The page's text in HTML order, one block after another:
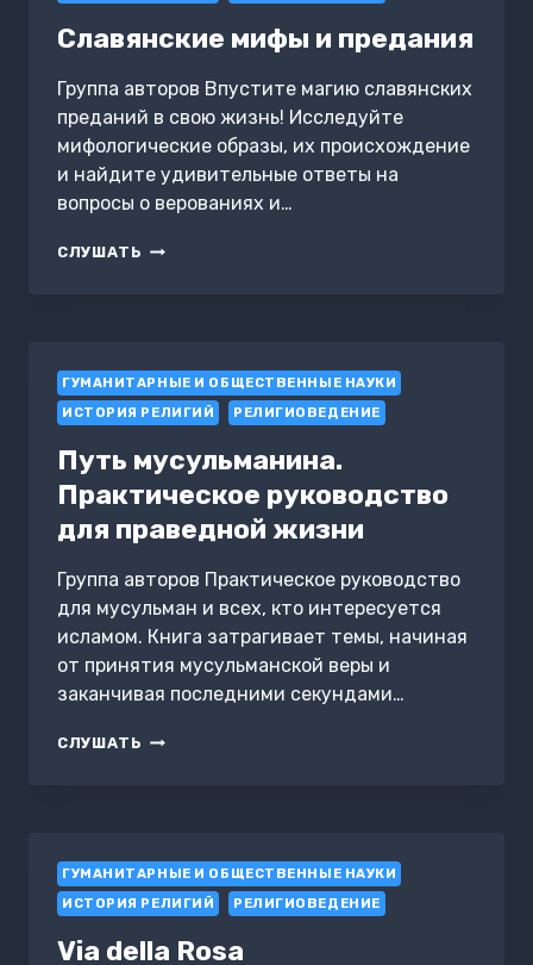
Славянские мифы и предания
Группа авторов Впустите магию славянских
преданий в свою жизнь! Исследуйте
мифологические образы, их происхождение
и найдите удивительные ответы на
вопросы о верованиях и…
СЛУШАТЬ СЛАВЯНСКИЕ
ГУМАНИТАРНЫЕ И ОБЩЕСТВЕННЫЕ НАУКИ
ИСТОРИЯ РЕЛИГИЙ
РЕЛИГИОВЕДЕНИЕ
Путь мусульманина.
Практическое руководство
для праведной жизни
Группа авторов Практическое руководство
для мусульман и всех, кто интересуется
исламом. Книга затрагивает темы, начиная
от принятия мусульманской веры и
заканчивая последними секундами…
СЛУШАТЬ ПУТЬ
ЖИЗНИ
ГУМАНИТАРНЫЕ И ОБЩЕСТВЕННЫЕ НАУКИ
ИСТОРИЯ РЕЛИГИЙ
РЕЛИГИОВЕДЕНИЕ
Via della Rosa